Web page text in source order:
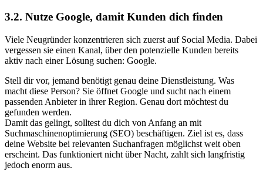
3.2. Nutze Google, damit Kunden dich finden
Viele Neugründer konzentrieren sich zuerst auf Social Media. Dabei
vergessen sie einen Kanal, über den potenzielle Kunden bereits
aktiv nach einer Lösung suchen: Google.
Stell dir vor, jemand benötigt genau deine Dienstleistung. Was
macht diese Person? Sie öffnet Google und sucht nach einem
passenden Anbieter in ihrer Region. Genau dort möchtest du
gefunden werden.
Damit das gelingt, solltest du dich von Anfang an mit
Suchmaschinenoptimierung (SEO) beschäftigen. Ziel ist es, dass
deine Website bei relevanten Suchanfragen möglichst weit oben
erscheint. Das funktioniert nicht über Nacht, zahlt sich langfristig
jedoch enorm aus.